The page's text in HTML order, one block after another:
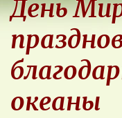
День
океаны